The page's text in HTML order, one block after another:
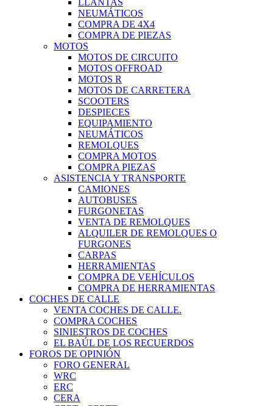
LLANTAS
NEUMÁTICOS
COMPRA DE 4X4
COMPRA DE PIEZAS
MOTOS
MOTOS DE CIRCUITO
MOTOS OFFROAD
MOTOS R
MOTOS DE CARRETERA
SCOOTERS
DESPIECES
EQUIPAMIENTO
NEUMÁTICOS
REMOLQUES
COMPRA MOTOS
COMPRA PIEZAS
ASISTENCIA Y TRANSPORTE
CAMIONES
AUTOBUSES
FURGONETAS
VENTA DE REMOLQUES
ALQUILER DE REMOLQUES O
FURGONES
CARPAS
HERRAMIENTAS
COMPRA DE VEHÍCULOS
COMPRA DE HERRAMIENTAS
COCHES DE CALLE
VENTA COCHES DE CALLE.
COMPRA COCHES
SINIESTROS DE COCHES
EL BAÚL DE LOS RECUERDOS
FOROS DE OPINIÓN
FORO GENERAL
WRC
ERC
CERA